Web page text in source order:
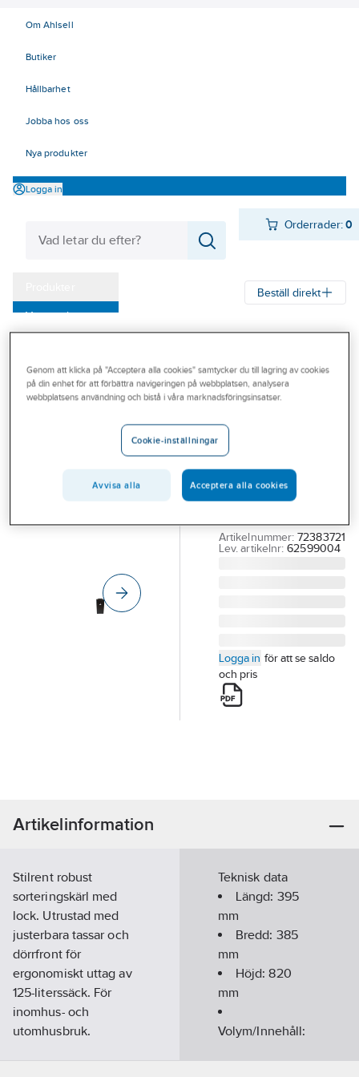
Om Ahlsell
Butiker
Hållbarhet
Jobba hos oss
Nya produkter
Logga in
Orderrader:0
Varumärken
Outlet
Branscher
Beställ direkt
NORDEX
kvadratiskt hål
SORTERINGSKÄRL 125
L LOCK KVADRATISK
ÖPPNING PÅ LOCKET
Artikelnummer: 72383721
Lev. artikelnr: 62599004
Logga in för att se saldo
och pris
Artikelinformation
Stilrent robust
sorteringskärl med
lock. Utrustad med
justerbara tassar och
dörrfront för
ergonomiskt uttag av
125-literssäck. För
inomhus- och
utomhusbruk.
Teknisk data
Längd: 395
mm
Bredd: 385
mm
Höjd:820
mm
Volym/Innehåll:
Genom att klicka på "Acceptera alla cookies" samtycker du till lagring av cookies
på din enhet för att förbättra navigeringen på webbplatsen, analysera
webbplatsens användning och bistå i våra marknadsföringsinsatser.
Cookie-inställningar
Avvisa alla Acceptera alla cookies